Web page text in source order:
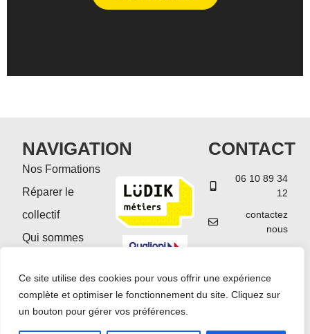
Ce site utilise des cookies pour vous offrir une expérience
complète et optimiser le fonctionnement du site. Cliquez sur
un bouton pour gérer vos préférences.
NAVIGATION
Accèdez à
Nos Formations
Réparer le
collectif
Qui sommes
Contactez-nous
VOIR LE
CERTIFICAT
CONTACT
06 10 89 34
12
contactez
nous
Prenez